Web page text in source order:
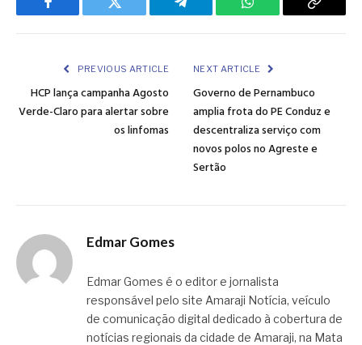
Facebook Twitter Telegram WhatsApp Copy
PREVIOUS ARTICLE
HCP lança campanha Agosto
Verde-Claro para alertar sobre
os linfomas
NEXT ARTICLE
Governo de Pernambuco
amplia frota do PE Conduz e
descentraliza serviço com
novos polos no Agreste e
Sertão
Edmar Gomes
Edmar Gomes é o editor e jornalista
responsável pelo site Amaraji Notícia, veículo
de comunicação digital dedicado à cobertura de
notícias regionais da cidade de Amaraji, na Mata